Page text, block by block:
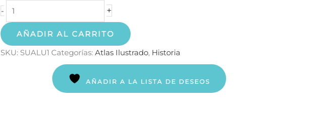
- +
AÑADIR AL CARRITO
SKU: SUALU1 Categorías: Atlas Ilustrado, Historia
AÑADIR A LA LISTA DE DESEOS